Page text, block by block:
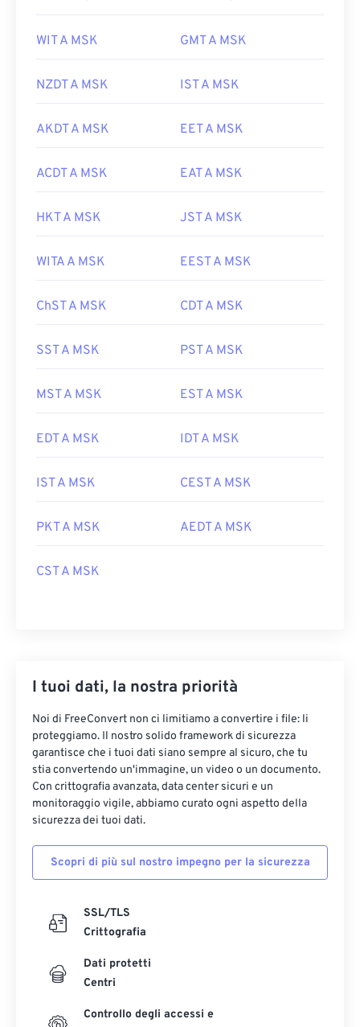
WIT A MSK GMT A MSK
NZDT A MSK IST A MSK
AKDT A MSK EET A MSK
ACDT A MSK EAT A MSK
HKT A MSK JST A MSK
WITA A MSK EEST A MSK
ChST A MSK CDT A MSK
SST A MSK PST A MSK
MST A MSK EST A MSK
EDT A MSK IDT A MSK
IST A MSK CEST A MSK
PKT A MSK AEDT A MSK
CST A MSK
I tuoi dati, la nostra priorità
Noi di FreeConvert non ci limitiamo a convertire i file: li
proteggiamo. Il nostro solido framework di sicurezza
garantisce che i tuoi dati siano sempre al sicuro, che tu
stia convertendo un'immagine, un video o un documento.
Con crittografia avanzata, data center sicuri e un
monitoraggio vigile, abbiamo curato ogni aspetto della
sicurezza dei tuoi dati.
Scopri di più sul nostro impegno per la sicurezza
SSL/TLS
Crittografia
Dati protetti
Centri
Controllo degli accessi e